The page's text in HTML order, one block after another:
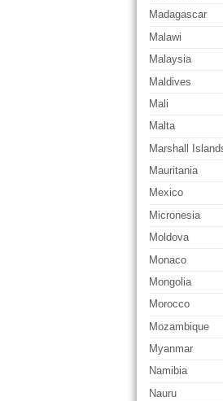
Madagascar
Malawi
Malaysia
Maldives
Mali
Malta
Marshall
Mauritania
Mexico
Micronesia
Moldova
Monaco
Mongolia
Morocco
Mozambique
Myanmar
Namibia
Nauru